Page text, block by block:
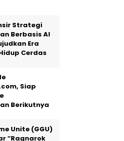
Strategi
Berbasis AI
Era
Cerdas
Siap
Berikutnya
Unite (GGU)
“Ragnarok